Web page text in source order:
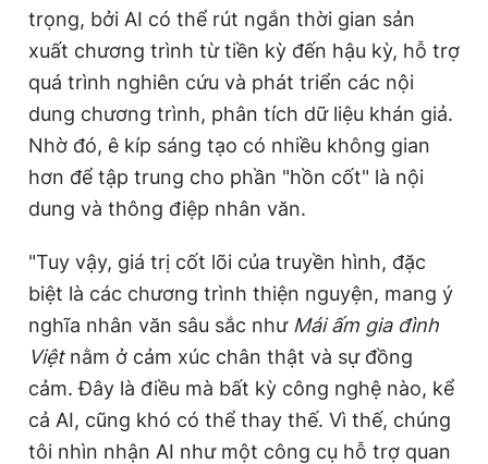
trọng, bởi AI có thể rút ngắn thời gian sản
xuất chương trình từ tiền kỳ đến hậu kỳ, hỗ trợ
quá trình nghiên cứu và phát triển các nội
dung chương trình, phân tích dữ liệu khán giả.
Nhờ đó, ê kíp sáng tạo có nhiều không gian
hơn để tập trung cho phần "hồn cốt" là nội
dung và thông điệp nhân văn.
"Tuy vậy, giá trị cốt lõi của truyền hình, đặc
biệt là các chương trình thiện nguyện, mang ý
nghĩa nhân văn sâu sắc như Mái ấm gia đình
Việtnằm ở cảm xúc chân thật và sự đồng
cảm. Đây là điều mà bất kỳ công nghệ nào, kể
cả AI, cũng khó có thể thay thế. Vì thế, chúng
tôi nhìn nhận AI như một công cụ hỗ trợ quan